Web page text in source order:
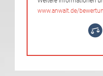
www.anwalt.de/